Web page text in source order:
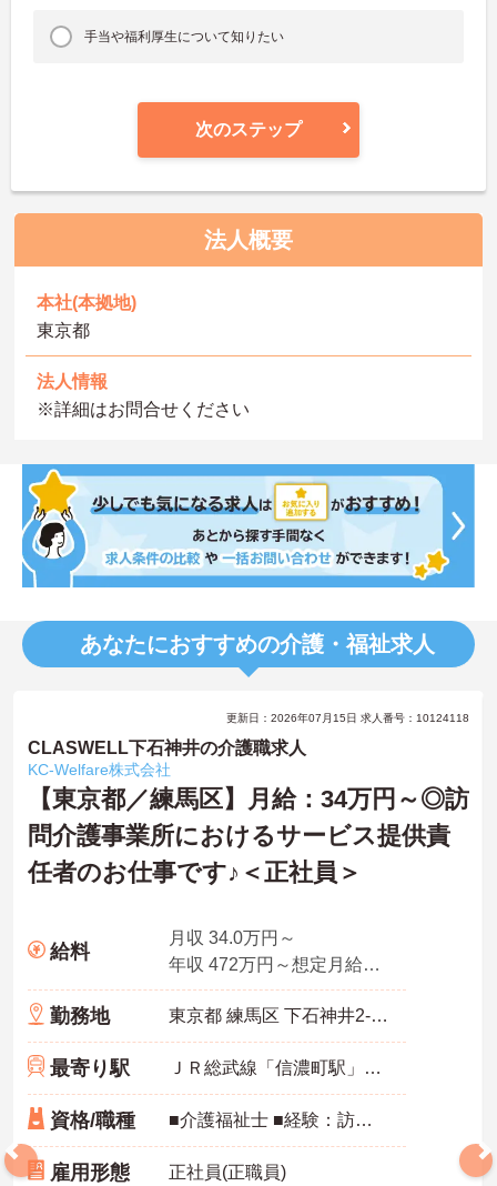
手当や福利厚生について知りたい
次のステップ
法人概要
本社(本拠地)
東京都
法人情報
※詳細はお問合せください
あなたにおすすめの介護・福祉求人
更新日：2026年07月15日 求人番号：10124118
CLASWELL下石神井の介護職求人
KC‐Welfare株式会社
【東京都／練馬区】月給：34万円～◎訪
問介護事業所におけるサービス提供責
任者のお仕事です♪＜正社員＞
給料
月収 34.0万円～
年収 472万円～想定月給×12ヶ月+賞与
勤務地 東京都 練馬区 下石神井2-33-3
最寄り駅 ＪＲ総武線「信濃町駅」徒歩9分
資格/職種 ■介護福祉士 ■経験：訪問介護事業所での介護実務経験3年以上 ※ブランク可
雇用形態 正社員(正職員)